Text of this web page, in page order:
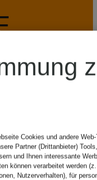
(Paket) ab
Cookies und andere Web-
Partner (Drittanbieter)
und Ihnen interessante
können verarbeitet werden
Nutzerverhalten), für